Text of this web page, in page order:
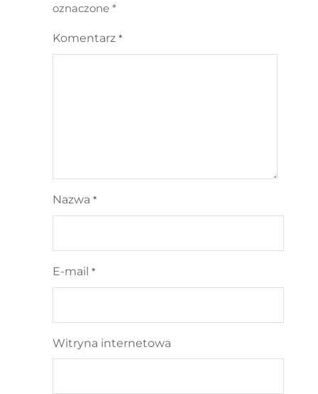
oznaczone *
Komentarz *
Nazwa *
E-mail *
Witryna internetowa